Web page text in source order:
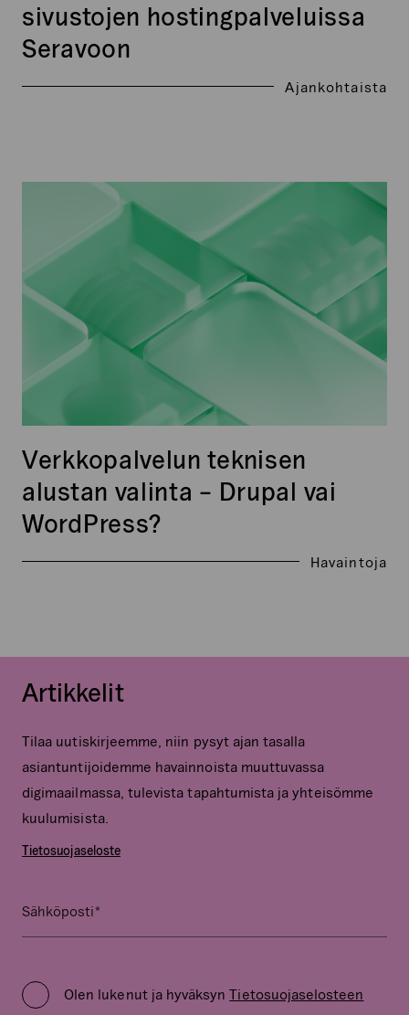
Ajankohtaista
sivustojen hostingpalveluissa
Seravoon
Verkkopalvelun
valinta
–
Drupal
WordPress?
Havaintoja
Verkkopalvelun teknisen
alustan valinta – Drupal vai
WordPress?
Artikkelit
Tilaa uutiskirjeemme, niin pysyt ajan tasalla
asiantuntijoidemme havainnoista muuttuvassa
digimaailmassa, tulevista tapahtumista ja yhteisömme
kuulumisista.
Tietosuojaseloste
Sähköposti
Policy
*
Olen lukenut ja hyväksynTietosuojaselosteen
Email
ja